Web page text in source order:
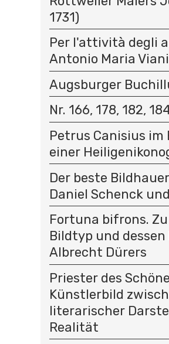
1731)
Per l'attività degli
Antonio Maria
Augsburger
Nr. 166, 178, 182,
Petrus Canisius
einer
Der beste
Daniel Schenck
Fortuna bifrons.
Bildtyp und
Albrecht Dürers
Priester des
Künstlerbild
literarischer
Realität